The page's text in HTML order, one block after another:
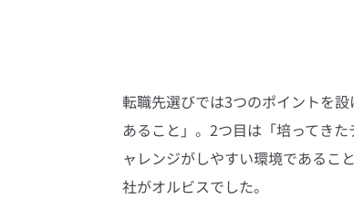
転職先選びでは3つのポイントを
あること」。2つ目は「培ってき
ャレンジがしやすい環境であるこ
社がオルビスでした。